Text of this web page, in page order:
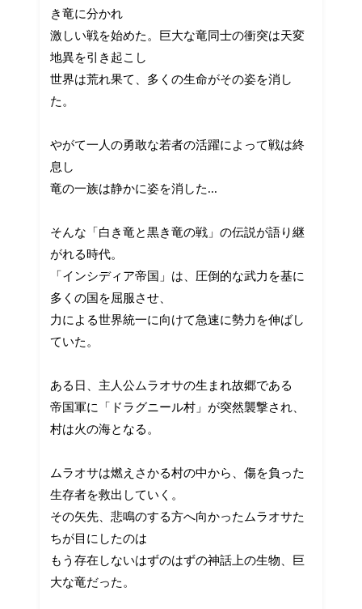
き竜に分かれ
激しい戦を始めた。巨大な竜同士の衝突は天変
地異を引き起こし
世界は荒れ果て、多くの生命がその姿を消し
た。
やがて一人の勇敢な若者の活躍によって戦は終
息し
竜の一族は静かに姿を消した...
そんな「白き竜と黒き竜の戦」の伝説が語り継
がれる時代。
「インシディア帝国」は、圧倒的な武力を基に
多くの国を屈服させ、
力による世界統一に向けて急速に勢力を伸ばし
ていた。
ある日、主人公ムラオサの生まれ故郷である
帝国軍に「ドラグニール村」が突然襲撃され、
村は火の海となる。
ムラオサは燃えさかる村の中から、傷を負った
生存者を救出していく。
その矢先、悲鳴のする方へ向かったムラオサた
ちが目にしたのは
もう存在しないはずのはずの神話上の生物、巨
大な竜だった。